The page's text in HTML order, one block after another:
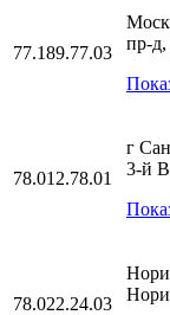
77.189.77.03
пр-д,
78.012.78.01
г
3-й
78.022.24.03